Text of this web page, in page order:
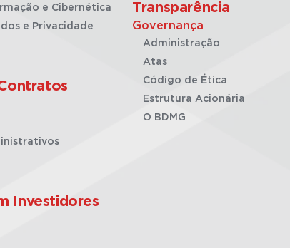
e Cibernética
e Privacidade
Investidores
Transparência
Governança
Administração
Atas
Código de Ética
Estrutura Acionária
O BDMG